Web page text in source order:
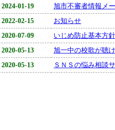
2024-01-19
旭市不審者情報メ
2022-02-15
お知らせ
2020-07-09
いじめ防止基本方
2020-05-13
旭一中の校歌が聴
2020-05-13
ＳＮＳの悩み相談